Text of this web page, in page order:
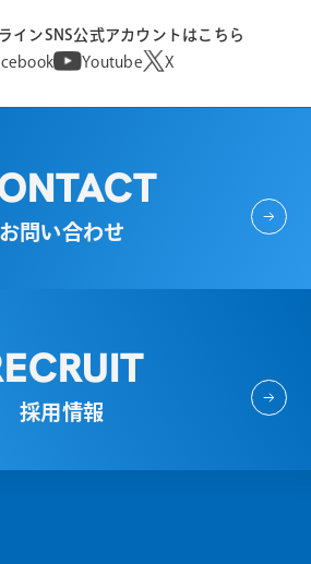
インSNS公式アカウントはこちら
Youtube X
お問い合わせ
採用情報